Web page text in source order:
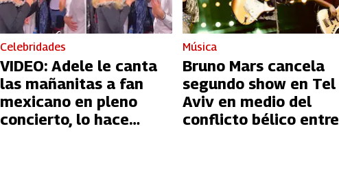
Celebridades
VIDEO: Adele le canta
las mañanitas a fan
mexicano en pleno
concierto, lo hace
Música
Bruno Mars cancela
segundo show en Tel
Aviv en medio del
conflicto bélico entre